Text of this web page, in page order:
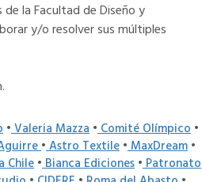
la Facultad de Diseño y
y/o resolver sus múltiples
•Valeria Mazza •Comité Olímpico •
•Astro Textile •MaxDream •
Chile •Bianca Ediciones •Patronato